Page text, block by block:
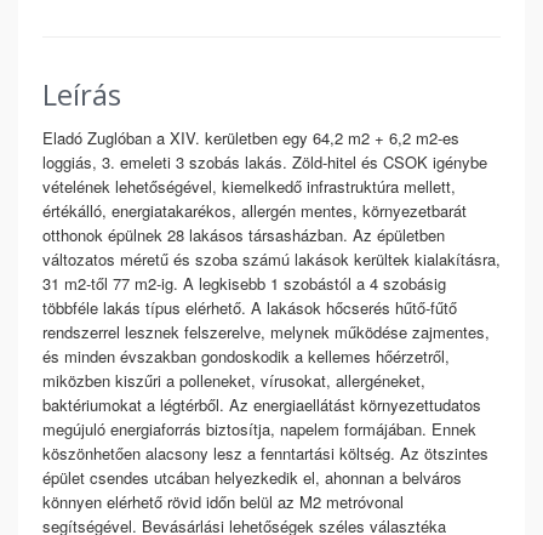
Leírás
Eladó Zuglóban a XIV. kerületben egy 64,2 m2 + 6,2 m2-es
loggiás, 3. emeleti 3 szobás lakás. Zöld-hitel és CSOK igénybe
vételének lehetőségével, kiemelkedő infrastruktúra mellett,
értékálló, energiatakarékos, allergén mentes, környezetbarát
otthonok épülnek 28 lakásos társasházban. Az épületben
változatos méretű és szoba számú lakások kerültek kialakításra,
31 m2-től 77 m2-ig. A legkisebb 1 szobástól a 4 szobásig
többféle lakás típus elérhető. A lakások hőcserés hűtő-fűtő
rendszerrel lesznek felszerelve, melynek működése zajmentes,
és minden évszakban gondoskodik a kellemes hőérzetről,
miközben kiszűri a polleneket, vírusokat, allergéneket,
baktériumokat a légtérből. Az energiaellátást környezettudatos
megújuló energiaforrás biztosítja, napelem formájában. Ennek
köszönhetően alacsony lesz a fenntartási költség. Az ötszintes
épület csendes utcában helyezkedik el, ahonnan a belváros
könnyen elérhető rövid időn belül az M2 metróvonal
segítségével. Bevásárlási lehetőségek széles választéka